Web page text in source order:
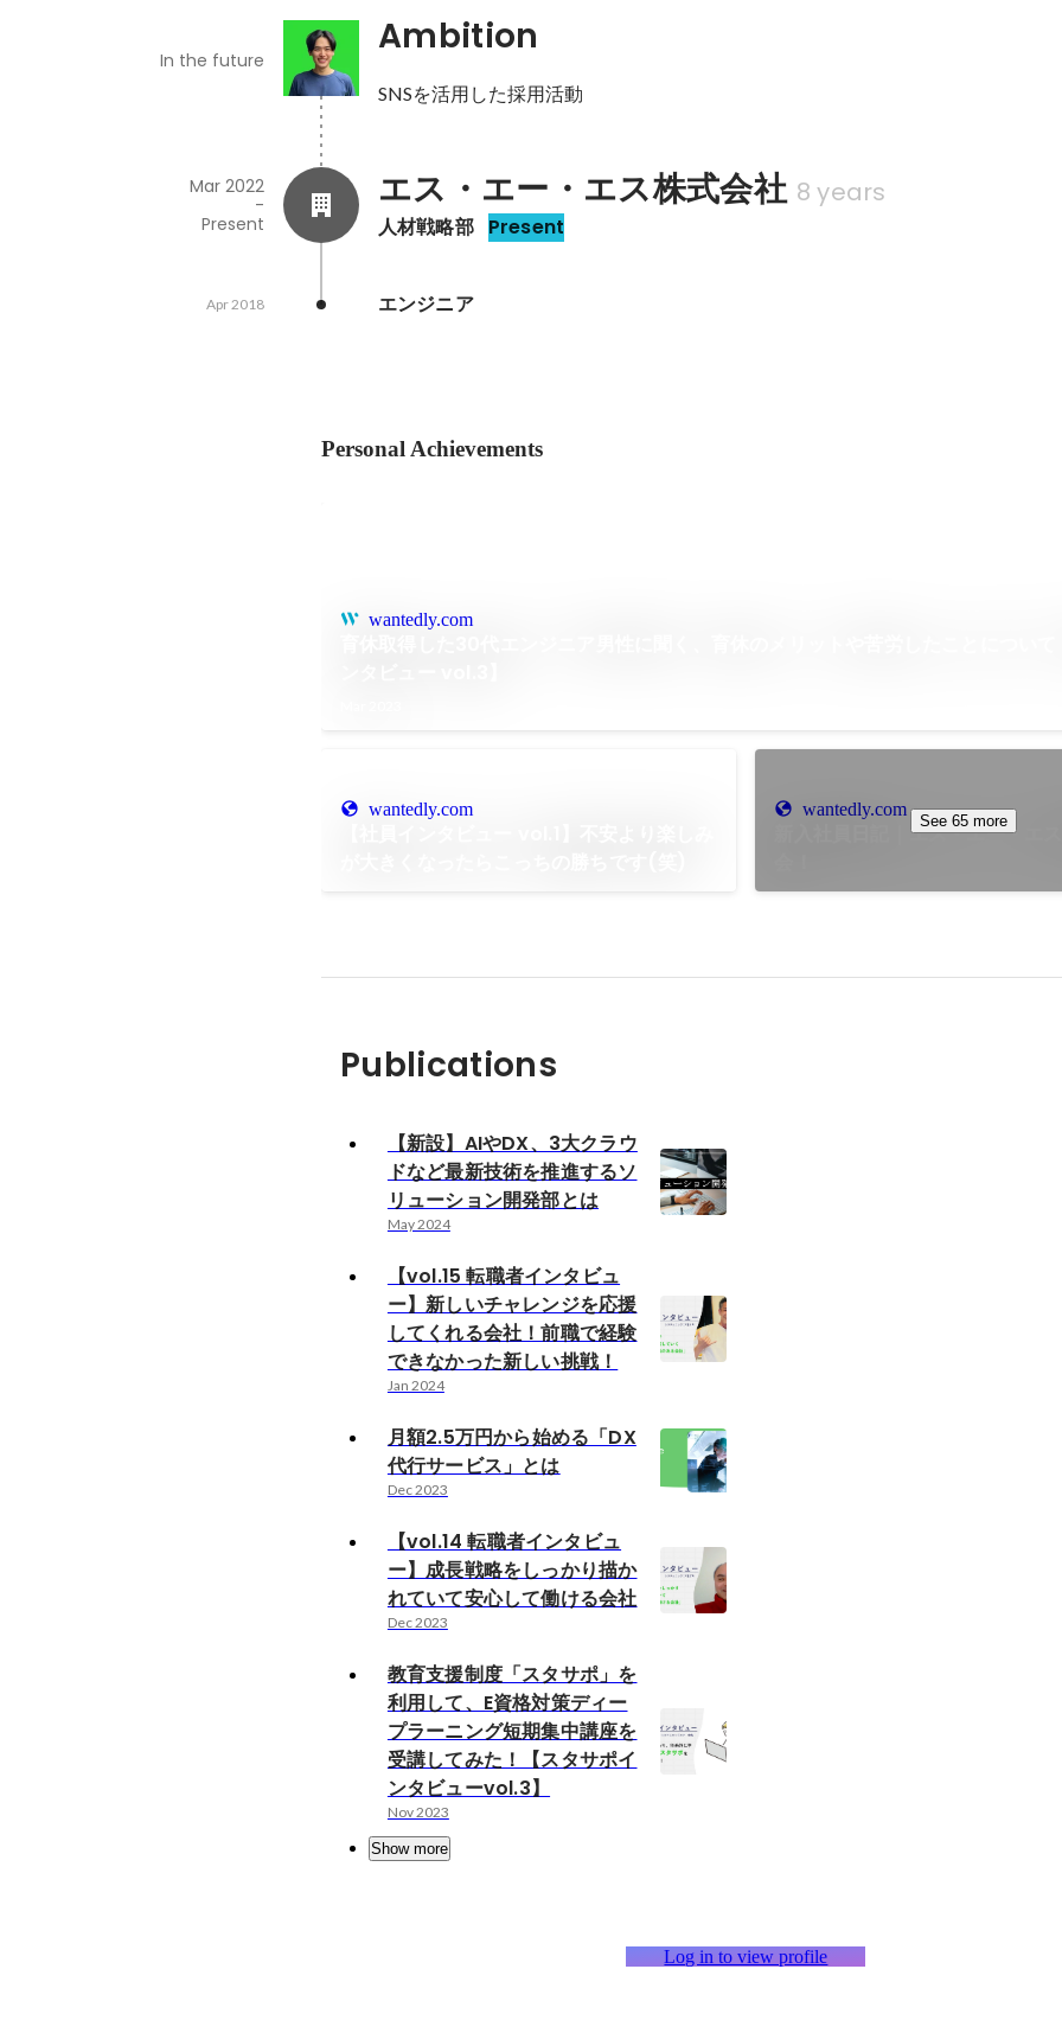
Ambition
In the future
SNSを活用した採用活動
エス・エー・エス株式会社 8 years
人材戦略部 Present
Mar 2022
-
Present
エンジニア
Apr 2018
Personal Achievements
wantedly.com
wantedly.com wantedly.com
新入社員日記｜エス・エー・エス
See 65 more
Publications
【新設】AIやDX、3大クラウ
ドなど最新技術を推進するソ
リューション開発部とは
May 2024
【vol.15 転職者インタビュ
ー】新しいチャレンジを応援
してくれる会社！前職で経験
できなかった新しい挑戦！
Jan 2024
月額2.5万円から始める「DX
代行サービス」とは
Dec 2023
【vol.14 転職者インタビュ
ー】成長戦略をしっかり描か
れていて安心して働ける会社
Dec 2023
教育支援制度「スタサポ」を
利用して、E資格対策ディー
プラーニング短期集中講座を
受講してみた！【スタサポイ
ンタビューvol.3】
Nov 2023
Show more
Log in to view profile